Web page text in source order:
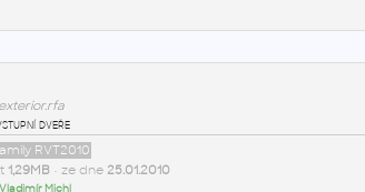
dveře
RVT2010
1,29MB• ze dne 25.01.2010
Vladimír Michl